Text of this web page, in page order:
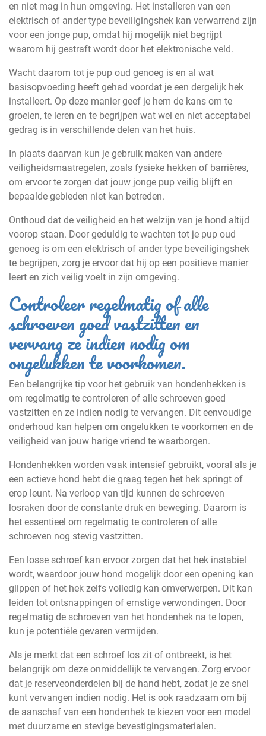
en niet mag in hun omgeving. Het installeren van een
elektrisch of ander type beveiligingshek kan verwarrend zijn
voor een jonge pup, omdat hij mogelijk niet begrijpt
waarom hij gestraft wordt door het elektronische veld.
Wacht daarom tot je pup oud genoeg is en al wat
basisopvoeding heeft gehad voordat je een dergelijk hek
installeert. Op deze manier geef je hem de kans om te
groeien, te leren en te begrijpen wat wel en niet acceptabel
gedrag is in verschillende delen van het huis.
In plaats daarvan kun je gebruik maken van andere
veiligheidsmaatregelen, zoals fysieke hekken of barrières,
om ervoor te zorgen dat jouw jonge pup veilig blijft en
bepaalde gebieden niet kan betreden.
Onthoud dat de veiligheid en het welzijn van je hond altijd
voorop staan. Door geduldig te wachten tot je pup oud
genoeg is om een elektrisch of ander type beveiligingshek
te begrijpen, zorg je ervoor dat hij op een positieve manier
leert en zich veilig voelt in zijn omgeving.
Controleer regelmatig of alle
schroeven goed vastzitten en
vervang ze indien nodig om
ongelukken te voorkomen.
Een belangrijke tip voor het gebruik van hondenhekken is
om regelmatig te controleren of alle schroeven goed
vastzitten en ze indien nodig te vervangen. Dit eenvoudige
onderhoud kan helpen om ongelukken te voorkomen en de
veiligheid van jouw harige vriend te waarborgen.
Hondenhekken worden vaak intensief gebruikt, vooral als je
een actieve hond hebt die graag tegen het hek springt of
erop leunt. Na verloop van tijd kunnen de schroeven
losraken door de constante druk en beweging. Daarom is
het essentieel om regelmatig te controleren of alle
schroeven nog stevig vastzitten.
Een losse schroef kan ervoor zorgen dat het hek instabiel
wordt, waardoor jouw hond mogelijk door een opening kan
glippen of het hek zelfs volledig kan omverwerpen. Dit kan
leiden tot ontsnappingen of ernstige verwondingen. Door
regelmatig de schroeven van het hondenhek na te lopen,
kun je potentiële gevaren vermijden.
Als je merkt dat een schroef los zit of ontbreekt, is het
belangrijk om deze onmiddellijk te vervangen. Zorg ervoor
dat je reserveonderdelen bij de hand hebt, zodat je ze snel
kunt vervangen indien nodig. Het is ook raadzaam om bij
de aanschaf van een hondenhek te kiezen voor een model
met duurzame en stevige bevestigingsmaterialen.